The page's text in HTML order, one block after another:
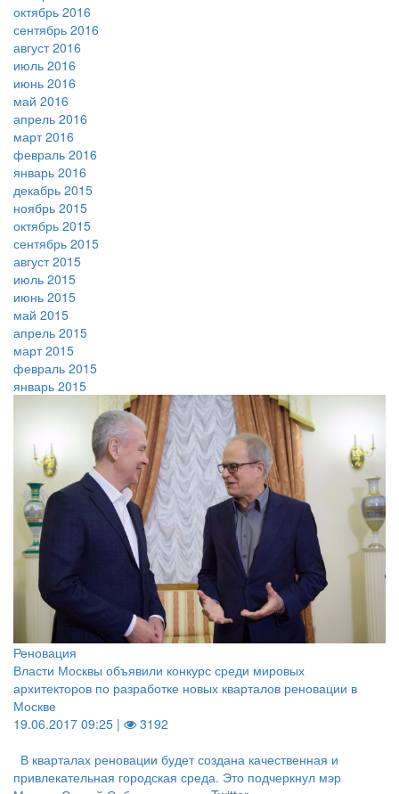
октябрь 2016
сентябрь 2016
август 2016
июль 2016
июнь 2016
май 2016
апрель 2016
март 2016
февраль 2016
январь 2016
декабрь 2015
ноябрь 2015
октябрь 2015
сентябрь 2015
август 2015
июль 2015
июнь 2015
май 2015
апрель 2015
март 2015
февраль 2015
январь 2015
Реновация
Власти Москвы объявили конкурс среди мировых
архитекторов по разработке новых кварталов реновации в
Москве
19.06.2017 09:25 |
3192
В кварталах реновации будет создана качественная и
привлекательная городская среда. Это подчеркнул мэр